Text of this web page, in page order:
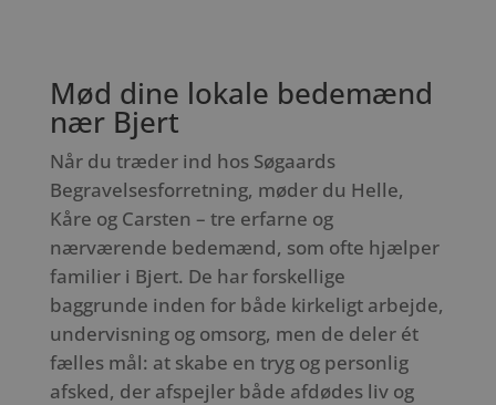
Mød dine lokale bedemænd
nær Bjert
Når du træder ind hos Søgaards
Begravelsesforretning, møder du Helle,
Kåre og Carsten – tre erfarne og
nærværende bedemænd, som ofte hjælper
familier i Bjert. De har forskellige
baggrunde inden for både kirkeligt arbejde,
undervisning og omsorg, men de deler ét
fælles mål: at skabe en tryg og personlig
afsked, der afspejler både afdødes liv og